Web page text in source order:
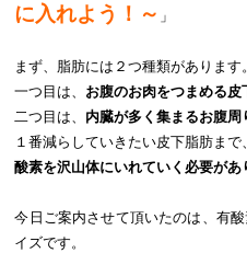
に入れよう！～ 」
まず、脂肪には２つ種類があります。
一つ目は、 お腹のお肉をつまめる皮
二つ目は、 内臓が多く集まるお腹
１番減らしていきたい皮下脂肪まで
酸素を沢山体にいれていく必要があ
今日ご案内させて頂いたのは、有
イズです。